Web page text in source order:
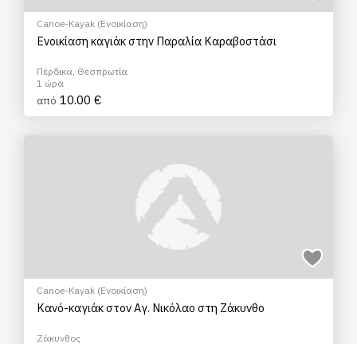
Canoe-Kayak (Ενοικίαση)
Ενοικίαση καγιάκ στην Παραλία Καραβοστάσι
Πέρδικα, Θεσπρωτία
1 ώρα
από 10.00 €
Canoe-Kayak (Ενοικίαση)
Κανό-καγιάκ στον Αγ. Νικόλαο στη Ζάκυνθο
Ζάκυνθος